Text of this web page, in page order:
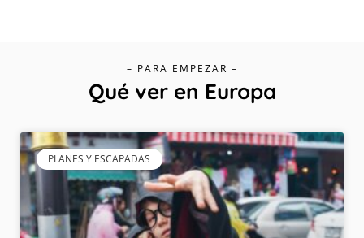
– PARA EMPEZAR –
Qué ver en Europa
PLANES Y ESCAPADAS